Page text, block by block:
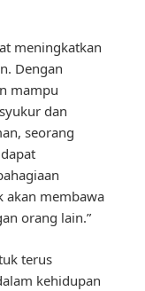
meningkatkan
Dengan
mampu
dan
seorang
akan membawa
orang lain.”
terus
kehidupan